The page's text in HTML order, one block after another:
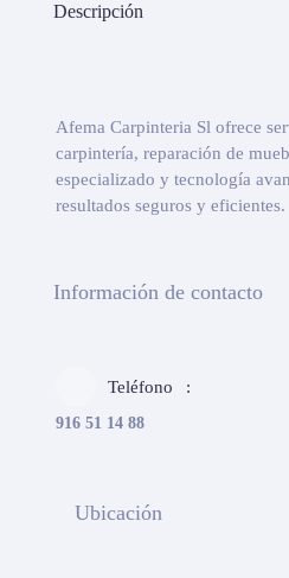
Descripción
Afema Carpinteria Sl ofrece
carpintería, reparación de
especializado y tecnología
resultados seguros y eficientes.
Información de contacto
Teléfono
916 51 14 88
Ubicación